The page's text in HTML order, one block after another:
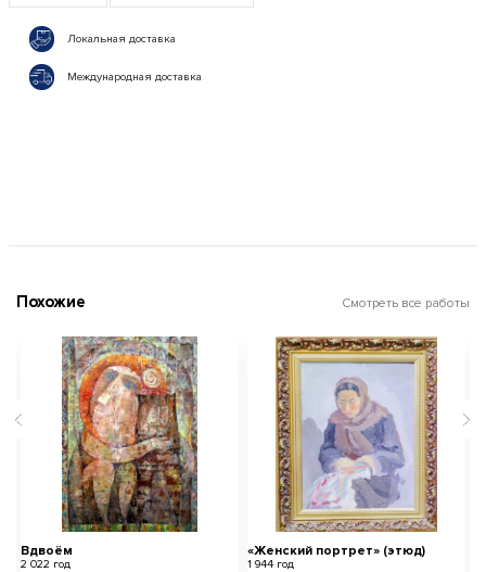
Локальная доставка
Международная доставка
Похожие Смотреть все работы
Вдвоём
2 022 год
«Женский портрет» (этюд)
1 944 год